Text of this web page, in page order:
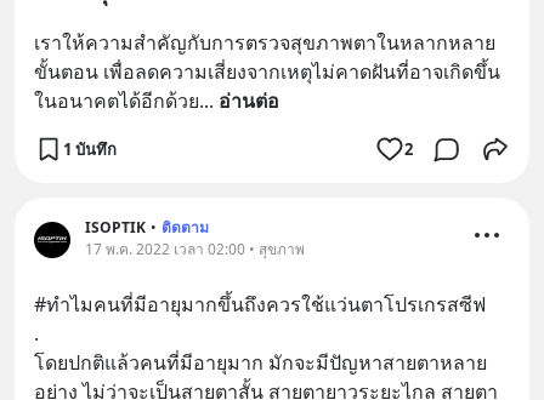
เราให้ความสำคัญกับการตรวจสุขภาพตาในหลากหลาย
ขั้นตอน เพื่อลดความเสี่ยงจากเหตุไม่คาดฝันที่อาจเกิดขึ้น
ในอนาคตได้อีกด้วย... อ่านต่อ
1 บันทึก 2
ISOPTIK • ติดตาม
17 พ.ค. 2022 เวลา 02:00 • สุขภาพ
#ทำไมคนที่มีอายุมากขึ้นถึงควรใช้แว่นตาโปรเกรสซีฟ
.
โดยปกติแล้วคนที่มีอายุมาก มักจะมีปัญหาสายตาหลาย
อย่าง ไม่ว่าจะเป็นสายตาสั้น สายตายาวระยะไกล สายตา